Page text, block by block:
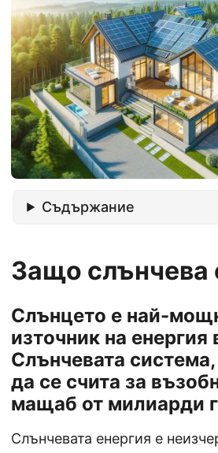
Съдържание
Защо слънчева
Слънцето е най-
източник на енергия
Слънчевата
да се счита за
мащаб от милиарди
Слънчевата енергия е